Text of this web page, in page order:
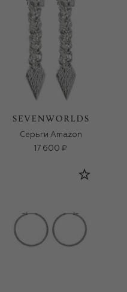
Серьги Amazon
17 600 ₽